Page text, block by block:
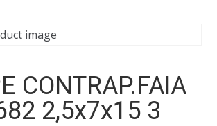
CONTRAP.FAIA
2,5x7x15 3